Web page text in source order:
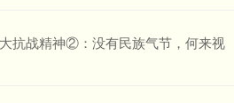
抗战精神②：没有民族气节，何来视